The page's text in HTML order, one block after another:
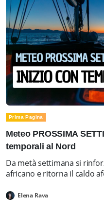
Prima Pagina
Meteo PROSSIMA
temporali al Nord
Da metà settimana si
africano e ritorna il caldo
Elena Rava